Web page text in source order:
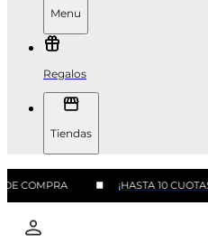
Menu
Regalos
Tiendas
COMPRA ¡HASTA 10